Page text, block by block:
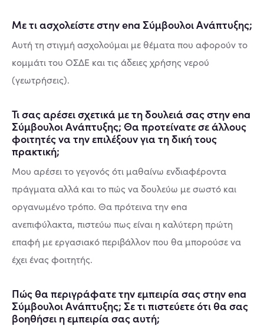
Με τι ασχολείστε στην ena Σύμβουλοι Ανάπτυξης;
Αυτή τη στιγμή ασχολούμαι με θέματα που αφορούν το
κομμάτι του ΟΣΔΕ και τις άδειες χρήσης νερού
(γεωτρήσεις).
Τι σας αρέσει σχετικά με τη δουλειά σας στην ena
Σύμβουλοι Ανάπτυξης; Θα προτείνατε σε άλλους
φοιτητές να την επιλέξουν για τη δική τους
πρακτική;
Μου αρέσει το γεγονός ότι μαθαίνω ενδιαφέροντα
πράγματα αλλά και το πώς να δουλεύω με σωστό και
οργανωμένο τρόπο. Θα πρότεινα την ena
ανεπιφύλακτα, πιστεύω πως είναι η καλύτερη πρώτη
επαφή με εργασιακό περιβάλλον που θα μπορούσε να
έχει ένας φοιτητής.
Πώς θα περιγράφατε την εμπειρία σας στην ena
Σύμβουλοι Ανάπτυξης; Σε τι πιστεύετε ότι θα σας
βοηθήσει η εμπειρία σας αυτή;